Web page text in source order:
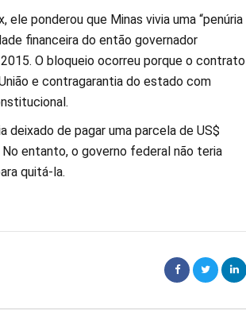
ponderou que Minas vivia uma “penúria
financeira do então governador
O bloqueio ocorreu porque o contrato
e contragarantia do estado com
deixado de pagar uma parcela de US$
entanto, o governo federal não teria
quitá-la.